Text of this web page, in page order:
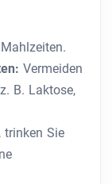
Vermeiden
B. Laktose,
trinken Sie